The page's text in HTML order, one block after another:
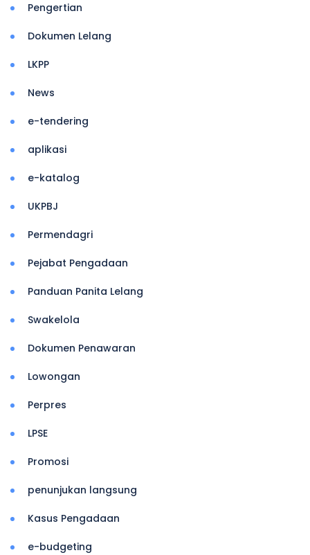
Pengertian
Dokumen Lelang
LKPP
News
e-tendering
aplikasi
e-katalog
UKPBJ
Permendagri
Pejabat Pengadaan
Panduan Panita Lelang
Swakelola
Dokumen Penawaran
Lowongan
Perpres
LPSE
Promosi
penunjukan langsung
Kasus Pengadaan
e-budgeting